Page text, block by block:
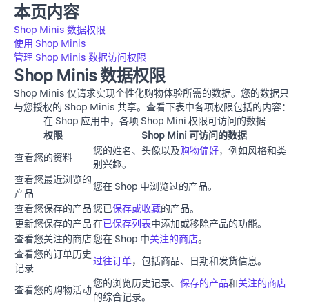
本页内容
Shop Minis 数据权限
使用 Shop Minis
管理 Shop Minis 数据访问权限
Shop Minis 数据权限
Shop Minis 仅请求实现个性化购物体验所需的数据。您的数据只
与您授权的 Shop Minis 共享。查看下表中各项权限包括的内容：
在 Shop 应用中，各项 Shop Mini 权限可访问的数据
权限
Shop Mini 可访问的数据
查看您的资料
您的姓名、头像以及购物偏好，例如风格和类
别兴趣。
查看您最近浏览的
产品
您在 Shop 中浏览过的产品。
查看您保存的产品您已保存或收藏的产品。
更新您保存的产品在已保存列表中添加或移除产品的功能。
查看您关注的商店您在 Shop 中关注的商店。
查看您的订单历史
记录
过往订单，包括商品、日期和发货信息。
查看您的购物活动
您的浏览历史记录、 保存的产品和关注的商店
的综合记录。